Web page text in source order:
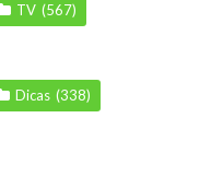
TV (567)
Dicas (338)